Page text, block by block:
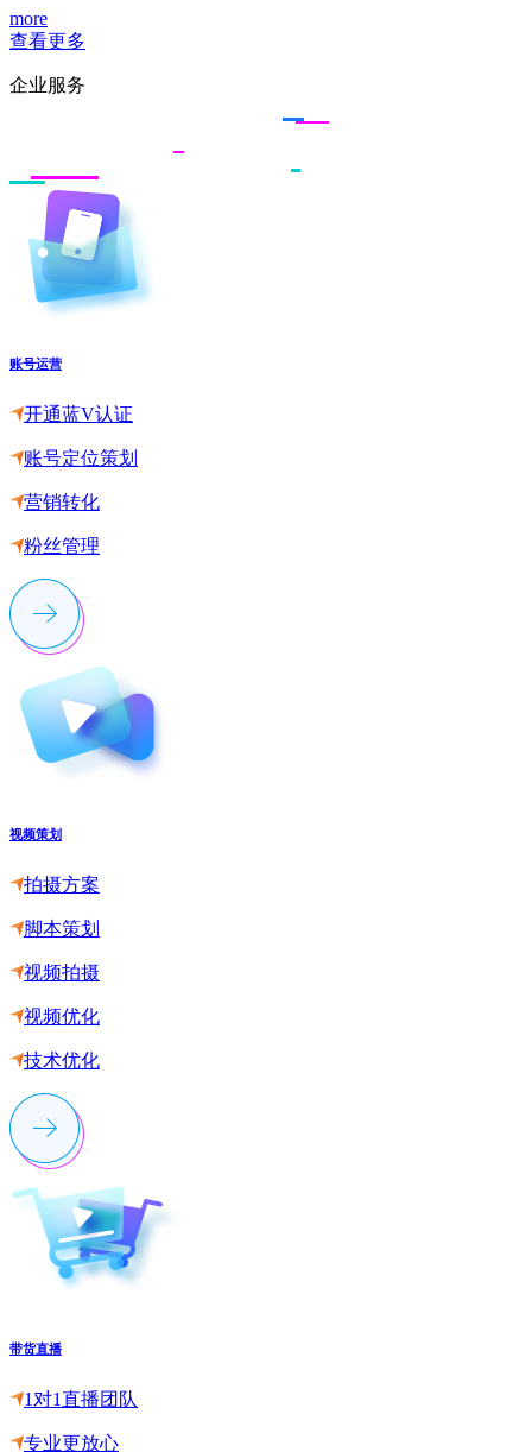
more
查看更多
企业服务
账号运营
开通蓝V认证
账号定位策划
营销转化
粉丝管理
视频策划
拍摄方案
脚本策划
视频拍摄
视频优化
技术优化
带货直播
1对1直播团队
专业更放心